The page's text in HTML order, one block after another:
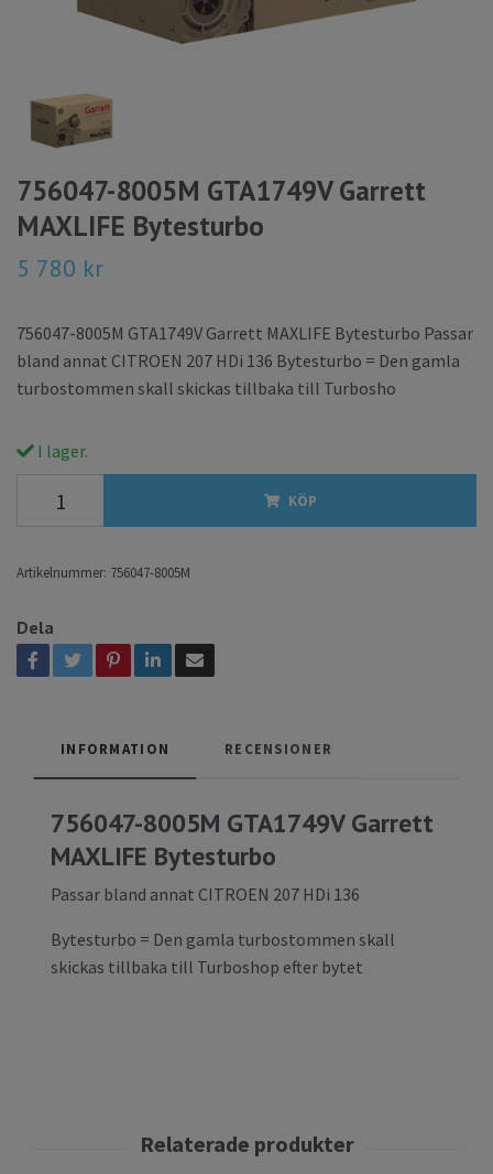
756047-8005M GTA1749V Garrett
MAXLIFE Bytesturbo
5 780 kr
756047-8005M GTA1749V Garrett MAXLIFE Bytesturbo Passar
bland annat CITROEN 207 HDi 136 Bytesturbo = Den gamla
turbostommen skall skickas tillbaka till Turbosho
I lager.
KÖP
Artikelnummer: 756047-8005M
Dela
INFORMATION RECENSIONER
756047-8005M GTA1749V Garrett
MAXLIFE Bytesturbo
Passar bland annat CITROEN 207 HDi 136
Bytesturbo = Den gamla turbostommen skall
skickas tillbaka till Turboshop efter bytet